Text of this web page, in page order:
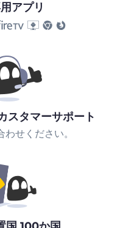
アプリ
スタマーサポート
せください。